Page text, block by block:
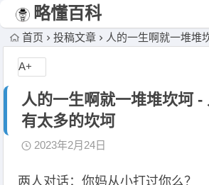
略懂百科
首页 投稿文章 人的一生啊就一堆堆坎坷 -
人的一生啊就一堆堆坎坷 -
有太多的坎坷
2023年2月24日
两人对话：你妈从小打过你么？
A+